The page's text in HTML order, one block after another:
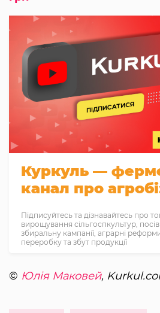
Куркуль —
канал про
Підписуйтесь та дізнавайтесь про
вирощування сільгоспкультур,
збиральну кампанії, аграрні
переробку та збут продукції
© Юлія Маковей,